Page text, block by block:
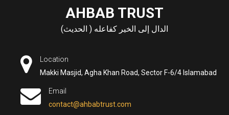
AHBAB TRUST
الدال إلى الخير كفاعله ( الحديث)
Location
Makki Masjid, Agha Khan Road, Sector F-6/4 Islamabad
Email
contact@ahbabtrust.com